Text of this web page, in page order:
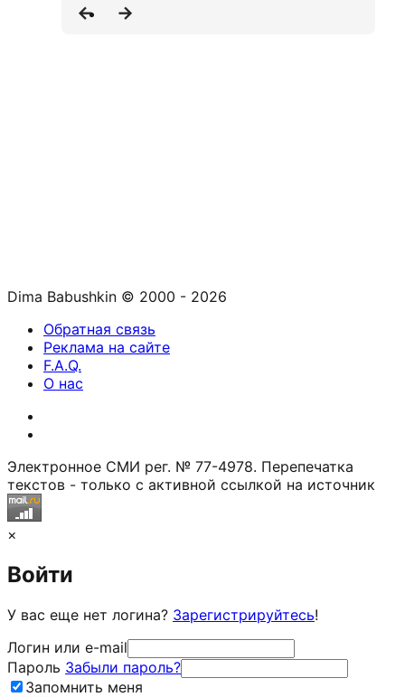
Dima Babushkin © 2000 - 2026
Обратная связь
Реклама на сайте
F.A.Q.
О нас
Электронное СМИ рег. № 77-4978. Перепечатка
текстов - только с активной ссылкой на источник
×
Войти
У вас еще нет логина? Зарегистрируйтесь!
Логин или e-mail
Пароль Забыли пароль?
Запомнить меня